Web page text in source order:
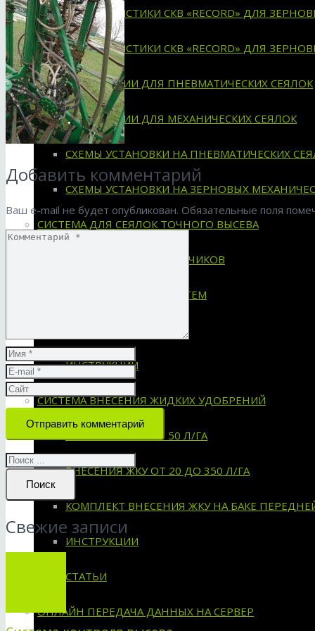
ХАРАКТЕРИСТИКИ СКВ «RECORD» ДЛЯ
ХАРАКТЕРИСТИКИ СКВ «RECORD» ДЛЯ
ИНСТРУКЦИИ ДЛЯ ПНЕВМАТИЧЕСКИХ СЕЯЛОК
ИНСТРУКЦИИ ДЛЯ МЕХАНИЧЕСКИХ СЕЯЛОК
СХЕМЫ УСТАНОВКИ НА ПНЕВМАТИЧЕСКИХ
СХЕМЫ УСТАНОВКИ НА ЗЕРНОВЫХ
СИСТЕМА ДЛЯ СЕЯЛОК ТОЧНОГО ВЫСЕВА
ПРИМЕНЯЕМОСТЬ ДАТЧИКОВ
ХАРАКТЕРИСТИКИ СИСТЕМ
ИНСТРУКЦИИ
СИСТЕМА ВНЕСЕНИЯ ЖИДКИХ УДОБРЕНИЙ
ВНЕСЕНИЕ ЖКУ ОТ 50 Л/ГА
ВНЕСЕНИЯ ЖКУ ОТ 20 ДО 350 Л/ГА
КОМПЛЕКТ ВНЕСЕНИЯ ЖКУ НА БАКЕ
ИНСТРУКЦИИ
СТАТЬИ
ОНЛАЙН ПЕРЕДАЧА ДАННЫХ НА СЕРВЕР
Добавить комментарий
Ваш e-mail не будет опубликован. Обязательные поля
Отправить комментарий
Поиск
Свежие записи